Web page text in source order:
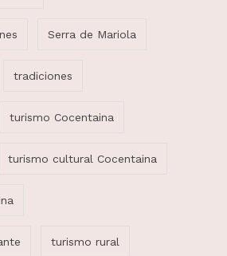
Serra de Mariola
tradiciones
turismo Cocentaina
turismo cultural Cocentaina
turismo rural